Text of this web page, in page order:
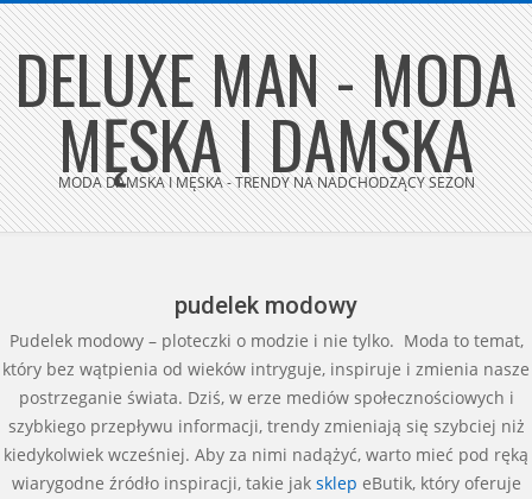
Skip
to
content
DELUXE MAN - MODA
MĘSKA I DAMSKA
MODA DAMSKA I MĘSKA - TRENDY NA NADCHODZĄCY SEZON
pudelek modowy
Pudelek modowy – ploteczki o modzie i nie tylko. Moda to temat,
który bez wątpienia od wieków intryguje, inspiruje i zmienia nasze
postrzeganie świata. Dziś, w erze mediów społecznościowych i
szybkiego przepływu informacji, trendy zmieniają się szybciej niż
kiedykolwiek wcześniej. Aby za nimi nadążyć, warto mieć pod ręką
wiarygodne źródło inspiracji, takie jak sklep eButik, który oferuje